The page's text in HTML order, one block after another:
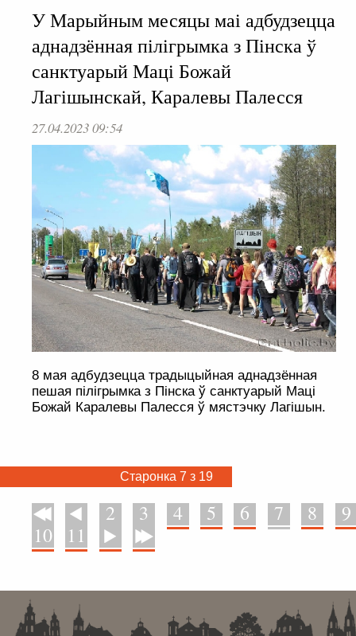
У Марыйным месяцы маі адбудзецца
аднадзённая пілігрымка з Пінска ў
санктуарый Маці Божай
Лагішынскай, Каралевы Палесся
27.04.2023 09:54
8 мая адбудзецца традыцыйная аднадзённая
пешая пілігрымка з Пінска ў санктуарый Маці
Божай Каралевы Палесся ў мястэчку Лагішын.
Старонка 7 з 19
2 3 4 5 6 7 8
9
10
11